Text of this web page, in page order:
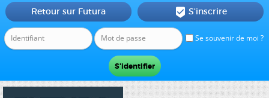
Se souvenir de moi ?
Retour sur Futura  S'inscrire